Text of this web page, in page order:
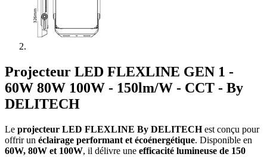
Projecteur LED FLEXLINE GEN 1 -
60W 80W 100W - 150lm/W - CCT - By
DELITECH
Le projecteur LED FLEXLINE By DELITECHest conçu pour
offrir un éclairage performant et écoénergétique. Disponible en
60W, 80W et 100W, il délivre une efficacité lumineuse de 150